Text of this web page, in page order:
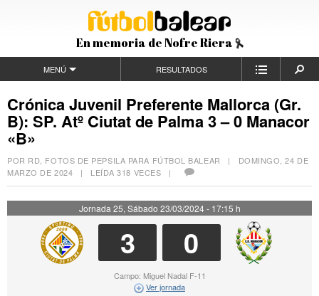
En memoria de Nofre Riera
MENÚ RESULTADOS
Crónica Juvenil Preferente Mallorca (Gr.
B): SP. Atº Ciutat de Palma 3 – 0 Manacor
«B»
POR RD, FOTOS DE PEPSILA PARA FÚTBOL BALEAR | DOMINGO, 24 DE
MARZO DE 2024 | LEÍDA 318 VECES |
Jornada 25, Sábado 23/03/2024 - 17:15 h
3 0
Campo: Miguel Nadal F-11
Ver jornada